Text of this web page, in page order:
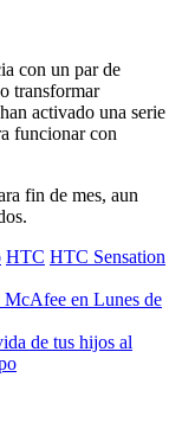
con un par de
transformar
activado una serie
funcionar con
fin de mes, aun
HTC HTC Sensation
en Lunes de
de tus hijos al